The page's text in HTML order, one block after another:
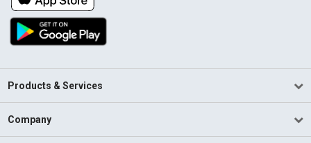
Products & Services
Company